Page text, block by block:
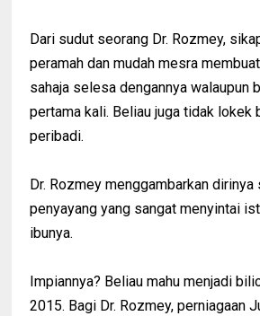
Dari sudut seorang Dr. Rozmey,
peramah dan mudah mesra
sahaja selesa dengannya walaupun
pertama kali. Beliau juga tidak lokek
peribadi.
Dr. Rozmey menggambarkan
penyayang yang sangat menyintai
ibunya.
Impiannya? Beliau mahu menjadi
2015. Bagi Dr. Rozmey, perniagaan